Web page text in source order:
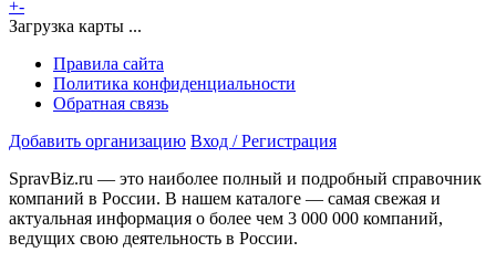
+-
Загрузка карты ...
Правила сайта
Политика конфиденциальности
Обратная связь
Добавить организацию Вход / Регистрация
SpravBiz.ru — это наиболее полный и подробный справочник
компаний в России. В нашем каталоге — самая свежая и
актуальная информация о более чем 3 000 000 компаний,
ведущих свою деятельность в России.